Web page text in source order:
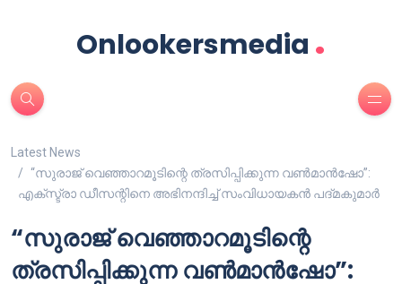
Onlookersmedia .
Latest News
“സുരാജ് വെഞ്ഞാറമൂടിന്റെ ത്രസിപ്പിക്കുന്ന വൺമാൻഷോ”:
എക്സ്ട്രാ ഡീസന്റിനെ അഭിനന്ദിച്ച് സംവിധായകൻ പദ്മകുമാർ
“സുരാജ് വെഞ്ഞാറമൂടിന്റെ
ത്രസിപ്പിക്കുന്ന വൺമാൻഷോ”: